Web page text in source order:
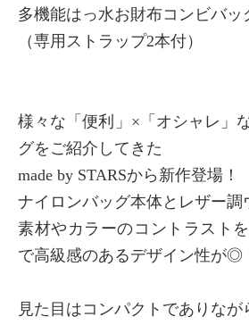
多機能はっ水お財布コンビバッ
（専用ストラップ2本付）
様々な「便利」×「オシャレ」
グをご紹介してきた
made by STARSから新作登場！
ナイロンバッグ本体とレザー調
素材やカラーのコントラスト
で高級感のあるデザイン性が◎
見た目はコンパクトでありなが